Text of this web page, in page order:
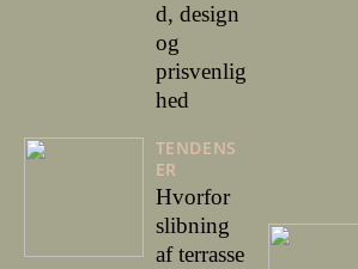
d, design
og
prisvenlig
hed
TENDENS
ER
Hvorfor
slibning
af terrasse